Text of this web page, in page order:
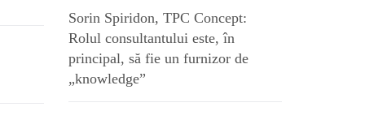
Sorin Spiridon, TPC Concept:
Rolul consultantului este, în
principal, să fie un furnizor de
„knowledge”